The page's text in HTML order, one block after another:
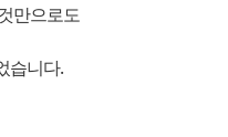
만으로도
습니다.